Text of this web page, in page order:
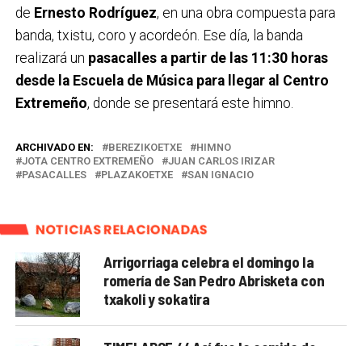
de Ernesto Rodríguez, en una obra compuesta para
banda, txistu, coro y acordeón. Ese día, la banda
realizará un pasacalles a partir de las 11:30 horas
desde la Escuela de Música para llegar al Centro
Extremeño, donde se presentará este himno.
ARCHIVADO EN: BEREZIKOETXE
HIMNO
JOTA CENTRO EXTREMEÑO
JUAN CARLOS IRIZAR
PASACALLES
PLAZAKOETXE SAN IGNACIO
NOTICIAS RELACIONADAS
Arrigorriaga celebra el domingo la
romería de San Pedro Abrisketa con
txakoli y sokatira